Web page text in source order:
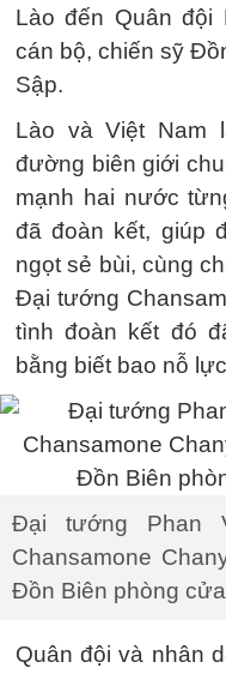
Lào đến Quân đội
cán bộ, chiến sỹ
Sập.
Lào và Việt Nam
đường biên giới
mạnh hai nước
đã đoàn kết, giúp
ngọt sẻ bùi, cùng
Đại tướng
tình đoàn kết đó
bằng biết bao nỗ
Đại tướng Phan
Chansamone
Đồn Biên phòng
Quân đội và nhân